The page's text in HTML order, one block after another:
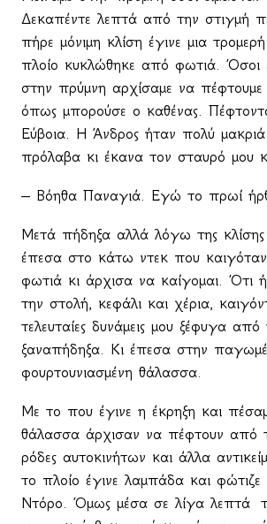
Δεκαπέντε λεπτά από την στιγμή
πήρε μόνιμη κλίση έγινε μια
πλοίο κυκλώθηκε από φωτιά. Όσοι
στην πρύμνη αρχίσαμε να
όπως μπορούσε ο καθένας.
Εύβοια. Η Άνδρος ήταν πολύ
πρόλαβα κι έκανα τον σταυρό μου
– Βόηθα Παναγιά. Εγώ το πρωί
Μετά πήδηξα αλλά λόγω της κλίσης
έπεσα στο κάτω ντεκ που
φωτιά κι άρχισα να καίγομαι. Ότι
την στολή, κεφάλι και χέρια,
τελευταίες δυνάμεις μου ξέφυγα
ξαναπήδηξα. Κι έπεσα στην
φουρτουνιασμένη θάλασσα.
Με το που έγινε η έκρηξη και
θάλασσα άρχισαν να πέφτουν από
ρόδες αυτοκινήτων και άλλα
το πλοίο έγινε λαμπάδα και
Ντόρο. Όμως μέσα σε λίγα λεπτά